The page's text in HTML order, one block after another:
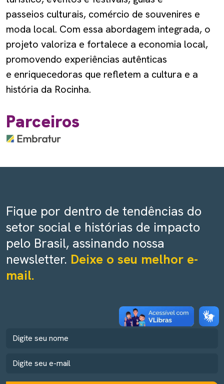
passeios culturais, comércio de souvenires e
moda local. Com essa abordagem integrada, o
projeto valoriza e fortalece a economia local,
promovendo experiências autênticas
e enriquecedoras que refletem a cultura e a
história da Rocinha.
Parceiros
Fique por dentro de tendências do
setor social e histórias de impacto
pelo Brasil, assinando nossa
newsletter. Deixe o seu melhor e-
mail.